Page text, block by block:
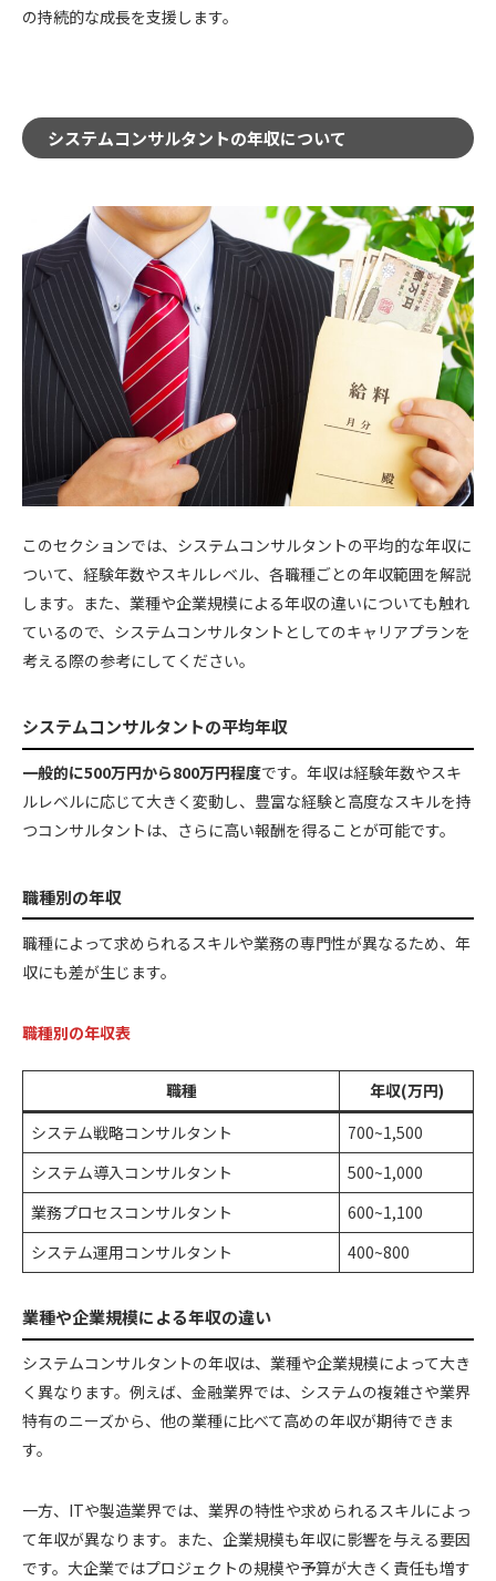
の持続的な成長を支援します。
システムコンサルタントの年収について
このセクションでは、システムコンサルタントの平均的な年収に
ついて、経験年数やスキルレベル、各職種ごとの年収範囲を解説
します。また、業種や企業規模による年収の違いについても触れ
ているので、システムコンサルタントとしてのキャリアプランを
考える際の参考にしてください。
システムコンサルタントの平均年収
一般的に500万円から800万円程度です。年収は経験年数やスキ
ルレベルに応じて大きく変動し、豊富な経験と高度なスキルを持
つコンサルタントは、さらに高い報酬を得ることが可能です。
職種別の年収
職種によって求められるスキルや業務の専門性が異なるため、年
収にも差が生じます。
職種別の年収表
職種
年収(万円)
システム戦略コンサルタント
700~1,500
システム導入コンサルタント
500~1,000
業務プロセスコンサルタント
600~1,100
システム運用コンサルタント
400~800
業種や企業規模による年収の違い
システムコンサルタントの年収は、業種や企業規模によって大き
く異なります。例えば、金融業界では、システムの複雑さや業界
特有のニーズから、他の業種に比べて高めの年収が期待できま
す。
一方、ITや製造業界では、業界の特性や求められるスキルによっ
て年収が異なります。また、企業規模も年収に影響を与える要因
です。大企業ではプロジェクトの規模や予算が大きく責任も増す